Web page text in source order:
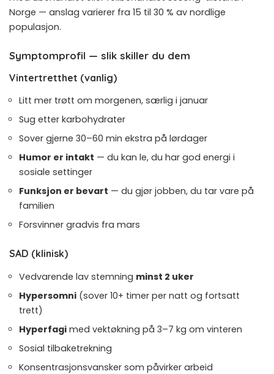
Norge — anslag varierer fra 15 til 30 % av nordlige
populasjon.
Symptomprofil — slik skiller du dem
Vintertretthet (vanlig)
Litt mer trøtt om morgenen, særlig i januar
Sug etter karbohydrater
Sover gjerne 30–60 min ekstra på lørdager
Humor er intakt — du kan le, du har god energi i
sosiale settinger
Funksjon er bevart — du gjør jobben, du tar vare på
familien
Forsvinner gradvis fra mars
SAD (klinisk)
Vedvarende lav stemning minst 2 uker
Hypersomni (sover 10+ timer per natt og fortsatt
trett)
Hyperfagi med vektøkning på 3–7 kg om vinteren
Sosial tilbaketrekning
Konsentrasjonsvansker som påvirker arbeid